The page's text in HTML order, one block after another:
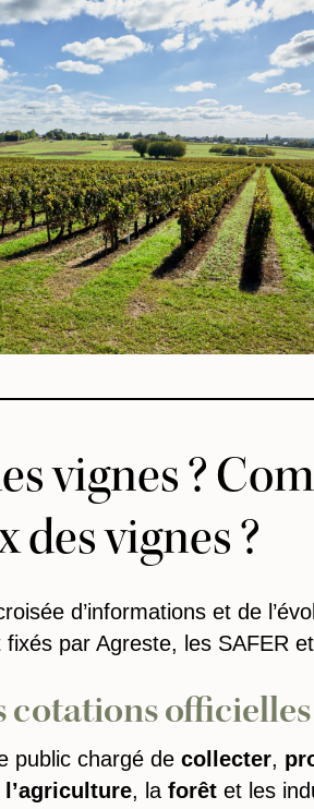
vignes ?
des vignes ?
d’informations et de
fixés par Agreste, les SAFER
cotations officielles
public chargé de collecter,
l’agriculture, la forêtet les